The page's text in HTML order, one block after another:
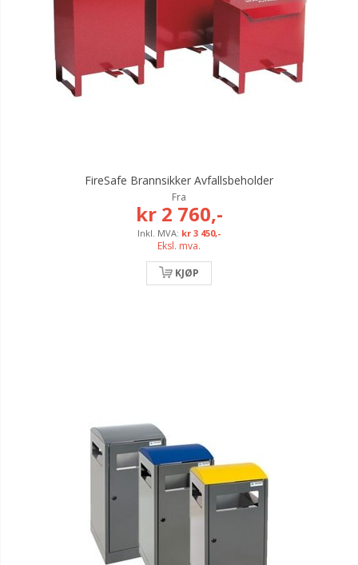
FireSafe Brannsikker Avfallsbeholder
Fra
kr 2 760,-
kr 3 450,-
Eksl. mva.
KJØP